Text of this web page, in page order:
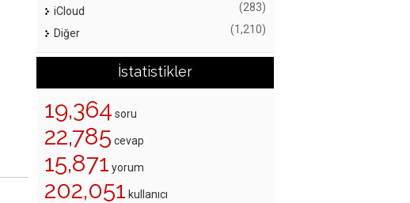
iCloud (283)
Diğer (1,210)
İstatistikler
19,364 soru
22,785 cevap
15,871 yorum
202,051 kullanıcı